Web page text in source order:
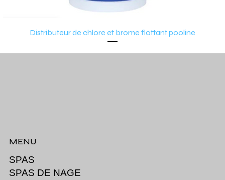
Distributeur de chlore et brome flottant pooline
MENU
SPAS
SPAS DE NAGE